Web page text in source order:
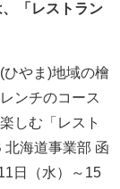
「レストラン
やま)地域の檜
ンチのコース
しむ「レスト
海道事業部 函
日（水）～15